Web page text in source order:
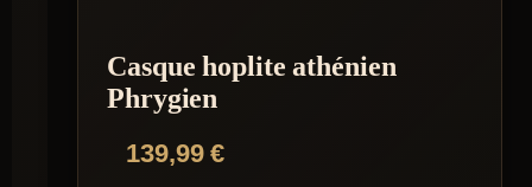
Casque hoplite athénien
Phrygien
139,99€